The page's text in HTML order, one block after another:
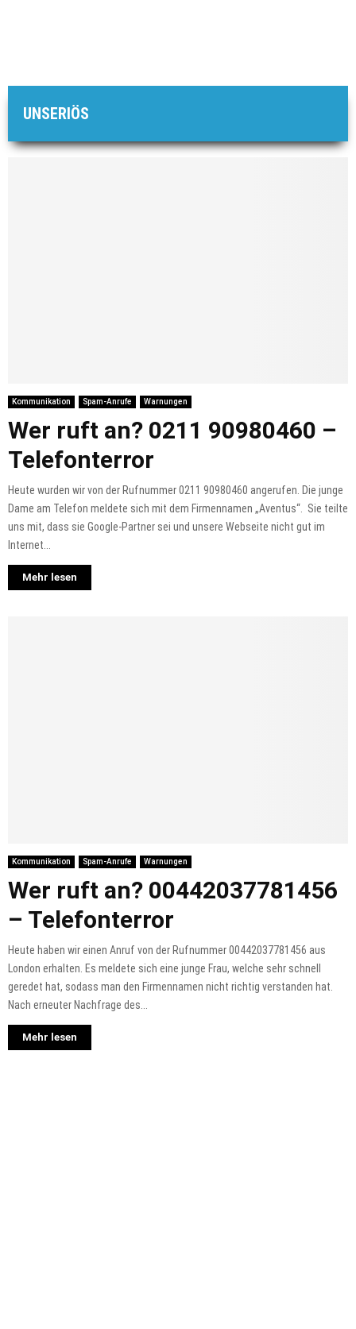
UNSERIÖS
Kommunikation Spam-Anrufe Warnungen
Wer ruft an? 0211 90980460 –
Telefonterror
Heute wurden wir von der Rufnummer 0211 90980460 angerufen. Die junge
Dame am Telefon meldete sich mit dem Firmennamen „Aventus“. Sie teilte
uns mit, dass sie Google-Partner sei und unsere Webseite nicht gut im
Internet...
Mehr lesen
Kommunikation Spam-Anrufe Warnungen
Wer ruft an? 00442037781456
– Telefonterror
Heute haben wir einen Anruf von der Rufnummer 00442037781456 aus
London erhalten. Es meldete sich eine junge Frau, welche sehr schnell
geredet hat, sodass man den Firmennamen nicht richtig verstanden hat.
Nach erneuter Nachfrage des...
Mehr lesen